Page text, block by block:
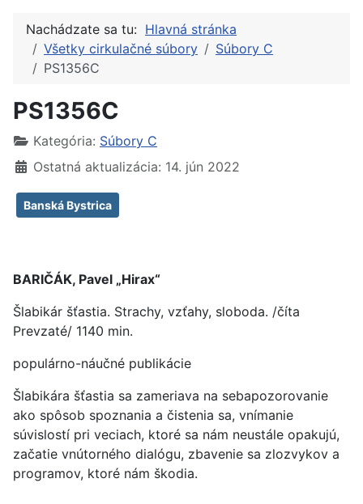
Nachádzate sa tu: Hlavná stránka
Všetky cirkulačné súbory
Súbory C
PS1356C
PS1356C
Kategória: Súbory C
Ostatná aktualizácia: 14. jún 2022
Banská Bystrica
BARIČÁK, Pavel „Hirax“
Šlabikár šťastia. Strachy, vzťahy, sloboda. /číta
Prevzaté/ 1140 min.
populárno-náučné publikácie
Šlabikára šťastia sa zameriava na sebapozorovanie
ako spôsob spoznania a čistenia sa, vnímanie
súvislostí pri veciach, ktoré sa nám neustále opakujú,
začatie vnútorného dialógu, zbavenie sa zlozvykov a
programov, ktoré nám škodia.